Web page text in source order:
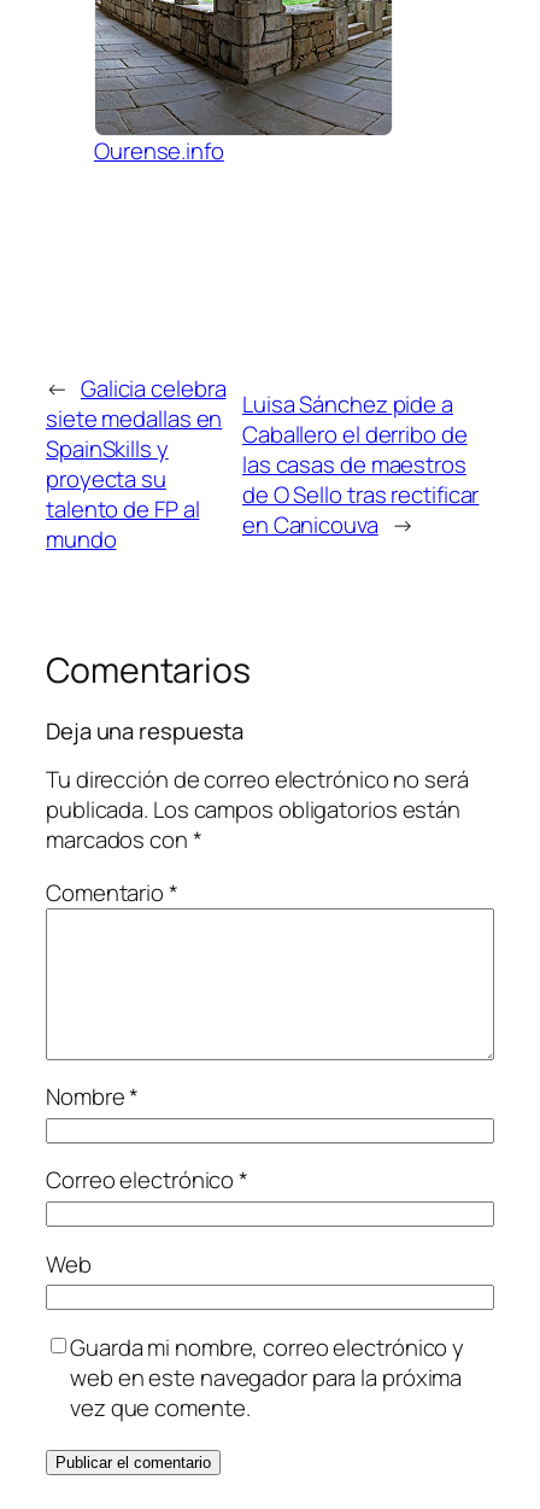
Ourense.info
← Galicia celebra
siete medallas en
SpainSkills y
proyecta su
talento de FP al
mundo
Luisa Sánchez pide a
Caballero el derribo de
las casas de maestros
de O Sello tras rectificar
en Canicouva →
Comentarios
Deja una respuesta
Tu dirección de correo electrónico no será
publicada. Los campos obligatorios están
marcados con*
Comentario*
Nombre*
Correo electrónico*
Web
Guarda mi nombre, correo electrónico y
web en este navegador para la próxima
vez que comente.